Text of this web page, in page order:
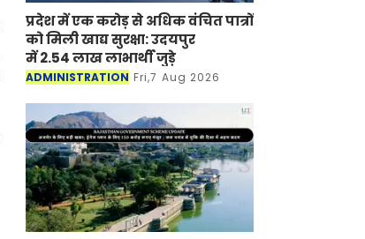
प्रदेश में एक करोड़ से अधिक वंचित पात्रों
को मिली खाद्य सुरक्षा: उदयपुर
में 2.54 लाख लाभार्थी जुड़े
ADMINISTRATION Fri,7 Aug 2026